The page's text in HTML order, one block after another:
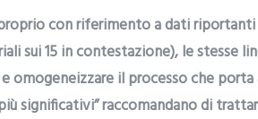
con riferimento a dati riportanti
sui 15 in contestazione), le stesse
omogeneizzare il processo che
significativi” raccomandano di